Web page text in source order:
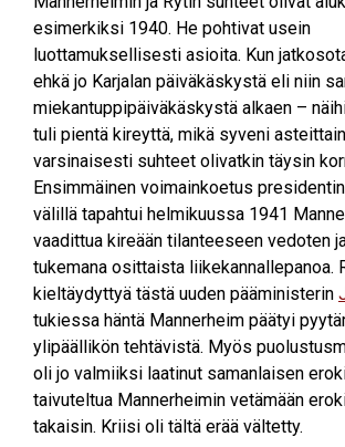
esimerkiksi 1940. He pohtivat usein
luottamuksellisesti asioita. Kun
ehkä jo Karjalan päiväkäskystä eli niin
miekantuppipäiväkäskystä alkaen –
tuli pientä kireyttä, mikä syveni
varsinaisesti suhteet olivatkin täysin
Ensimmäinen voimainkoetus
välillä tapahtui helmikuussa 1941
vaadittua kireään tilanteeseen vedoten
tukemana osittaista liikekannallepanoa.
kieltäydyttyä tästä uuden pääministerin
tukiessa häntä Mannerheim päätyi
ylipäällikön tehtävistä. Myös
oli jo valmiiksi laatinut samanlaisen
taivuteltua Mannerheimin vetämään
takaisin. Kriisi oli tältä erää vältetty.